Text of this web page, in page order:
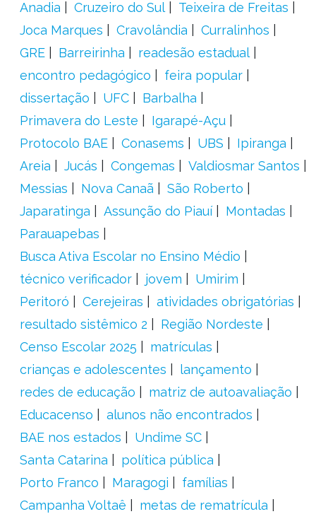
Anadia Cruzeiro do Sul
Teixeira de Freitas
Joca Marques
Cravolândia
Curralinhos
GRE
Barreirinha
readesão estadual
encontro pedagógico
feira popular
dissertação
UFC
Barbalha
Primavera do Leste
Igarapé-Açu
Protocolo BAE
Conasems UBS
Ipiranga
Areia
Jucás Congemas
Valdiosmar Santos
Messias
Nova Canaã
São Roberto
Japaratinga
Assunção do Piauí
Montadas
Parauapebas
Busca Ativa Escolar no Ensino Médio
técnico verificador
jovem
Umirim
Peritoró
Cerejeiras
atividades obrigatórias
resultado sistêmico 2
Região Nordeste
Censo Escolar 2025
matrículas
crianças e adolescentes
lançamento
redes de educação
matriz de autoavaliação
Educacenso
alunos não encontrados
BAE nos estados
Undime SC
Santa Catarina
política pública
Porto Franco
Maragogi
famílias
Campanha Voltaê
metas de rematrícula